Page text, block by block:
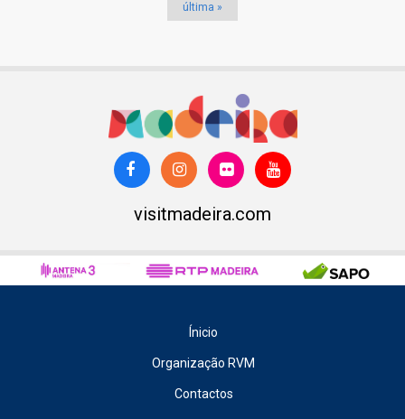
última »
visitmadeira.com
Ínicio
Organização RVM
Contactos